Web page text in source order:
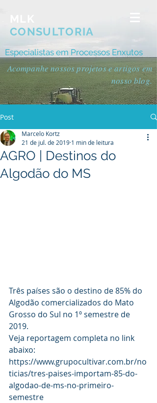
CONSULTORIA
Especialistas em Processos Enxutos
Acompanhe nossos projetos e artigos em
nosso blog.
Post
AGRO | Destinos do
Algodão do MS
Marcelo Kortz
21 de jul. de 2019 1 min de leitura
Três países são o destino de 85% do
Algodão comercializados do Mato
Grosso do Sul no 1º semestre de
2019.
Veja reportagem completa no link
abaixo:
https://www.grupocultivar.com.br/no
ticias/tres-paises-importam-85-do-
algodao-de-ms-no-primeiro-
semestre